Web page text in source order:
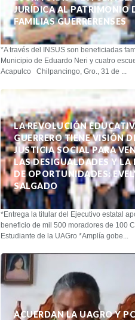
JURÍDICA AL PATRIMONIO
FAMILIAS GUERRERENSES
*A través del INSUS son beneficiadas
Municipio de Eduardo Neri y cuatro
Acapulco Chilpancingo, Gro., 31 de ...
LA REVOLUCIÓN
GUERRERO TIENE VISIÓN
JUSTICIA SOCIAL PARA
LAS DESIGUALDADES Y LA
DE OPORTUNIDADES:
SALGADO
*Entrega la titular del Ejecutivo estatal
beneficio de mil 500 moradores de 100
Estudiante de la UAGro *Amplía gobe...
ACUERDAN LA UAGRO Y PC